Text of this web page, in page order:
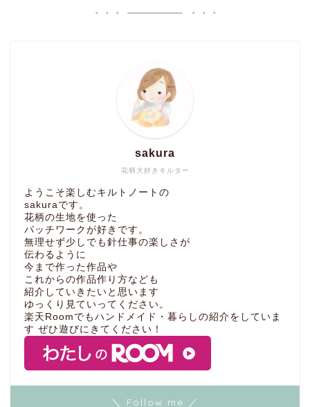
花柄大好きキルター
sakura
ようこそ楽しむキルトノートの
sakuraです。
花柄の生地を使った
パッチワークが好きです。
無理せず少しでも針仕事の楽しさが
伝わるように
今まで作った作品や
これからの作品作り方なども
紹介していきたいと思います
ゆっくり見ていってください。
楽天Roomでもハンドメイド・暮らしの紹介をしていま
す ぜひ遊びにきてください！
＼ Follow me ／